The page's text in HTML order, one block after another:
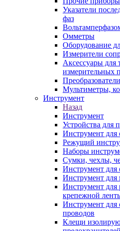
Указатели
фаз
Омметры
Оборудование
Измерители
Аксессуары для
измерительных
Мультиметры,
Инструмент
Назад
Инструмент
Устройства для
Инструмент для
Режущий
Наборы
Сумки, чехлы,
Инструмент для
Инструмент для
Инструмент для
крепежной
Инструмент для
проводов
Клещи